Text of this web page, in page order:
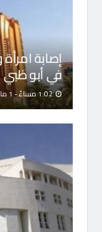
إصابة
في أبو ظبي
1:02 مساءً - 1 مارس, 2026